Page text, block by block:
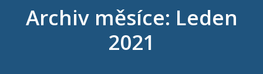
Archiv měsíce: Leden
2021